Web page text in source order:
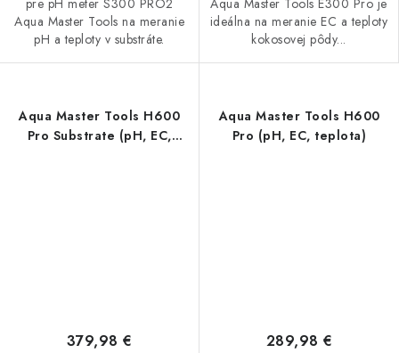
pre pH meter S300 PRO2
Aqua Master Tools na meranie
pH a teploty v substráte.
Aqua Master Tools E300 Pro je
ideálna na meranie EC a teploty
kokosovej pôdy...
Aqua Master Tools H600
Pro Substrate (pH, EC,
379,98 €
Aqua Master Tools H600
Pro (pH, EC, teplota)
289,98 €